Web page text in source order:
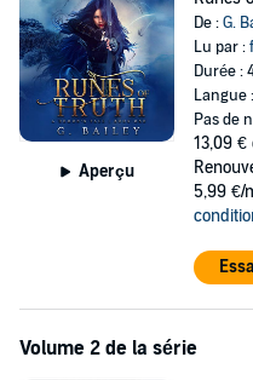
thrown into the royal court of
help. Help in exchange for a
haunted her, forgotten. A name
doesn’t understand.
But with three Royal
ex, who is literally from hell,
©2020 Dreamscape Media,
Aperçu
De :G.
Lu par :
Durée :
Langue
Pas de
13,09 €
5,99 €/
Volume 2 de la série